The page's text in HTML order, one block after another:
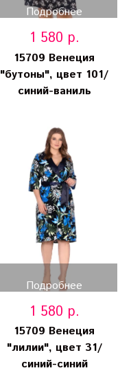
Подробнее
1 580 р.
15709 Венеция
"бутоны", цвет 101/
синий-ваниль
Подробнее
1 580 р.
15709 Венеция
"лилии", цвет 31/
синий-синий